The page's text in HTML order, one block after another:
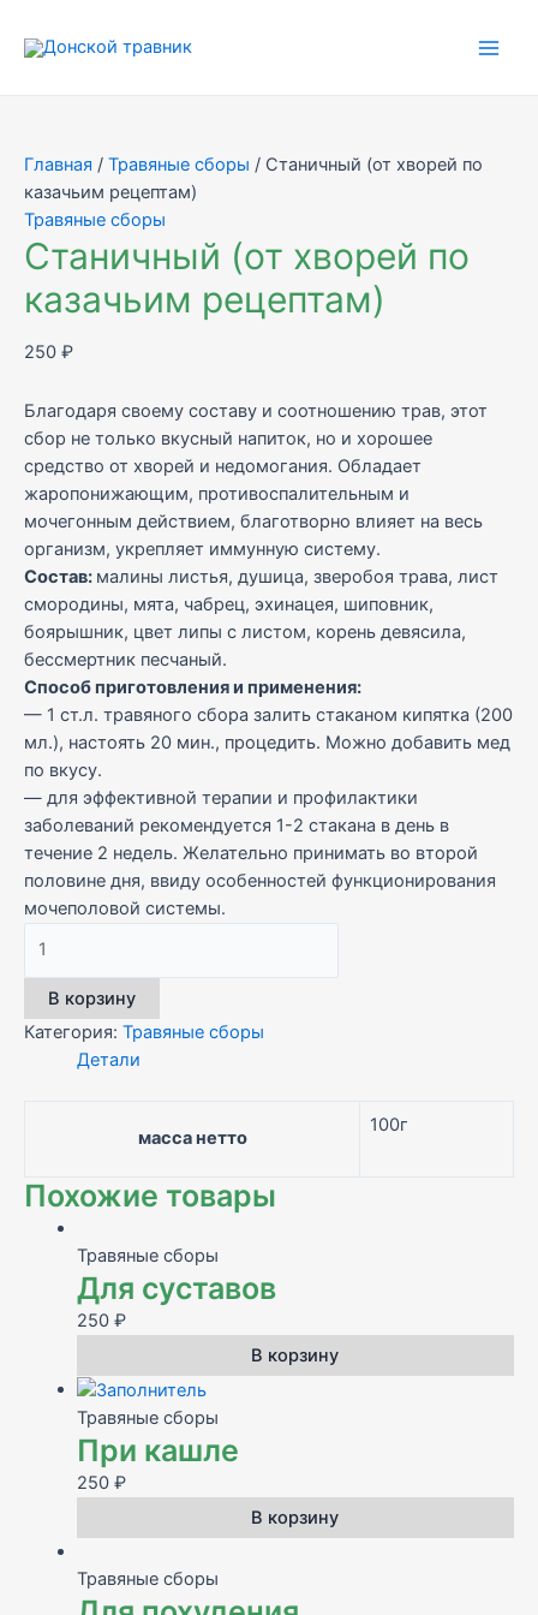
Главная / Травяные сборы / Станичный (от хворей по
казачьим рецептам)
Травяные сборы
Станичный (от хворей по
казачьим рецептам)
250 ₽
Благодаря своему составу и соотношению трав, этот
сбор не только вкусный напиток, но и хорошее
средство от хворей и недомогания. Обладает
жаропонижающим, противоспалительным и
мочегонным действием, благотворно влияет на весь
организм, укрепляет иммунную систему.
Состав: малины листья, душица, зверобоя трава, лист
смородины, мята, чабрец, эхинацея, шиповник,
боярышник, цвет липы с листом, корень девясила,
бессмертник песчаный.
Способ приготовления и применения:
— 1 ст.л. травяного сбора залить стаканом кипятка (200
мл.), настоять 20 мин., процедить. Можно добавить мед
по вкусу.
— для эффективной терапии и профилактики
заболеваний рекомендуется 1-2 стакана в день в
течение 2 недель. Желательно принимать во второй
половине дня, ввиду особенностей функционирования
мочеполовой системы.
товара
Станичный
(от
хворей
В корзину
Категория: Травяные сборы
Детали
масса нетто
100г
Похожие товары
Травяные сборы
Для суставов
250 ₽
В корзину
Травяные сборы
При кашле
250 ₽
В корзину
Травяные сборы